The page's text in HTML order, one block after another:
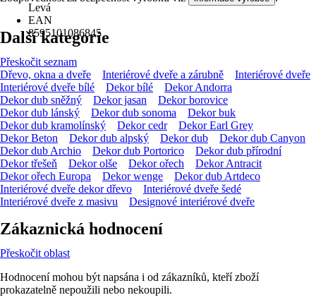
Levá
EAN
8595101086845
Další kategorie
Přeskočit seznam
Dřevo, okna a dveře
Interiérové dveře a zárubně
Interiérové dveře
Interiérové dveře bílé
Dekor bílé
Dekor Andorra
Dekor dub sněžný
Dekor jasan
Dekor borovice
Dekor dub lánský
Dekor dub sonoma
Dekor buk
Dekor dub kramolínský
Dekor cedr
Dekor Earl Grey
Dekor Beton
Dekor dub alpský Dekor dub
Dekor dub Canyon
Dekor dub Archio
Dekor dub Portorico
Dekor dub přírodní
Dekor třešeň
Dekor olše Dekor ořech
Dekor Antracit
Dekor ořech Europa
Dekor wenge
Dekor dub Artdeco
Interiérové dveře dekor dřevo
Interiérové dveře šedé
Interiérové dveře z masivu
Designové interiérové dveře
Zákaznická hodnocení
Přeskočit oblast
Hodnocení mohou být napsána i od zákazníků, kteří zboží
prokazatelně nepoužili nebo nekoupili.